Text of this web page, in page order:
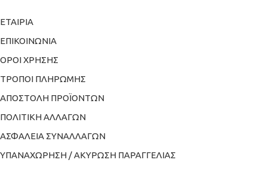
ΕΤΑΙΡΙΑ
ΕΠΙΚΟΙΝΩΝΙΑ
ΟΡΟΙ ΧΡΗΣΗΣ
ΤΡΟΠΟΙ ΠΛΗΡΩΜΗΣ
ΑΠΟΣΤΟΛΗ ΠΡΟΪΟΝΤΩΝ
ΠΟΛΙΤΙΚΗ ΑΛΛΑΓΩΝ
ΑΣΦΑΛΕΙΑ ΣΥΝΑΛΛΑΓΩΝ
ΥΠΑΝΑΧΩΡΗΣΗ / ΑΚΥΡΩΣΗ ΠΑΡΑΓΓΕΛΙΑΣ